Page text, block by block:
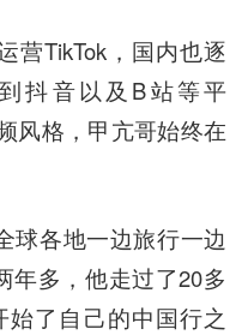
营TikTok，国内也逐
抖音以及B站等平
风格，甲亢哥始终在
球各地一边旅行一边
年多，他走过了20多
了自己的中国行之